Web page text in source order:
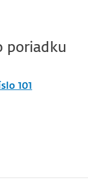
poriadku
101